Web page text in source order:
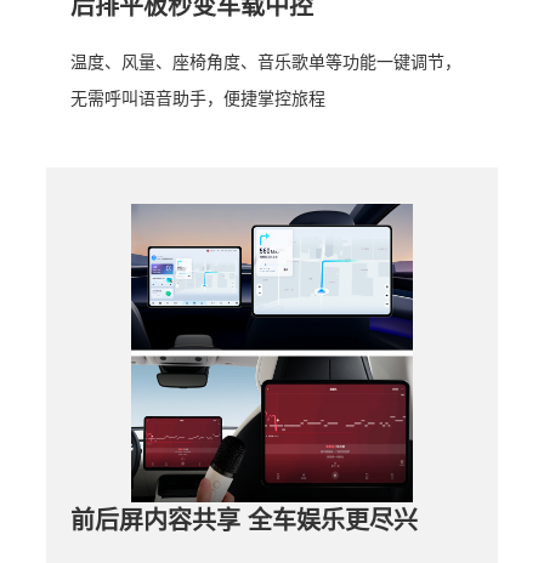
后排平板秒变车载中控
温度、风量、座椅角度、音乐歌单等功能一键调节，
无需呼叫语音助手，便捷掌控旅程
前后屏内容共享 全车娱乐更尽兴